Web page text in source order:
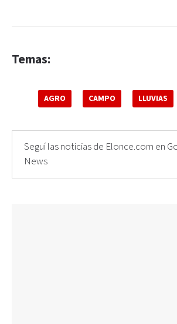
Temas:
AGRO CAMPO LLUVIAS
Seguí las noticias de Elonce.com en
News